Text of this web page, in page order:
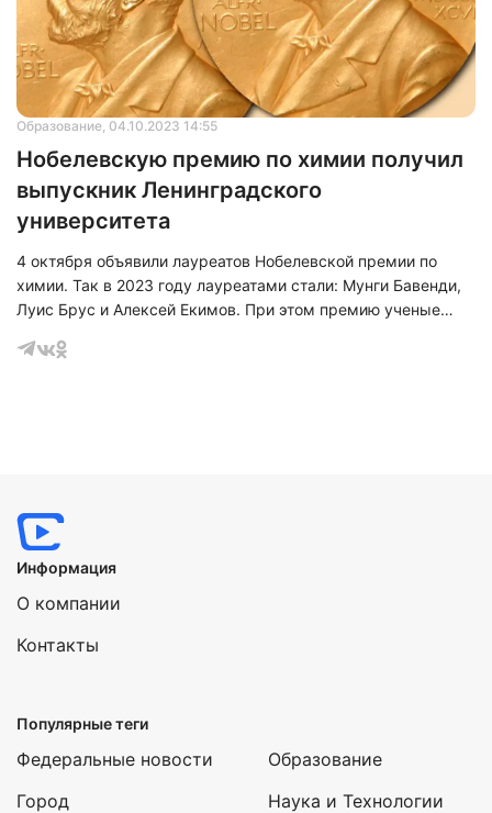
Образование, 04.10.2023 14:55
Нобелевскую премию по химии получил
выпускник Ленинградского
университета
4 октября объявили лауреатов Нобелевской премии по
химии. Так в 2023 году лауреатами стали: Мунги Бавенди,
Луис Брус и Алексей Екимов. При этом премию ученые
Информация
О компании
Контакты
Популярные теги
Федеральные новости
Город
Образование
Наука и Технологии